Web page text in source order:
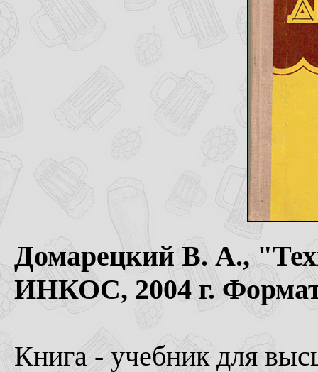
Домарецкий В. А.,
ИНКОС, 2004 г.
Книга - учебник для